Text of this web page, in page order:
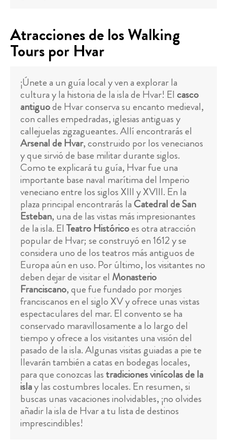
Atracciones de los Walking
Tours por Hvar
¡Únete a un guía local y ven a explorar la
cultura y la historia de la isla de Hvar! El casco
antiguode Hvar conserva su encanto medieval,
con calles empedradas, iglesias antiguas y
callejuelas zigzagueantes. Allí encontrarás el
Arsenal de Hvar, construido por los venecianos
y que sirvió de base militar durante siglos.
Como te explicará tu guía, Hvar fue una
importante base naval marítima del Imperio
veneciano entre los siglos XIII y XVIII. En la
plaza principal encontrarás laCatedral de San
Esteban, una de las vistas más impresionantes
de la isla. El Teatro Históricoes otra atracción
popular de Hvar; se construyó en 1612 y se
considera uno de los teatros más antiguos de
Europa aún en uso. Por último, los visitantes no
deben dejar de visitar el Monasterio
Franciscano, que fue fundado por monjes
franciscanos en el siglo XV y ofrece unas vistas
espectaculares del mar. El convento se ha
conservado maravillosamente a lo largo del
tiempo y ofrece a los visitantes una visión del
pasado de la isla. Algunas visitas guiadas a pie te
llevarán también a catas en bodegas locales,
para que conozcas lastradiciones vinícolas de la
islay las costumbres locales. En resumen, si
buscas unas vacaciones inolvidables, ¡no olvides
añadir la isla de Hvar a tu lista de destinos
imprescindibles!